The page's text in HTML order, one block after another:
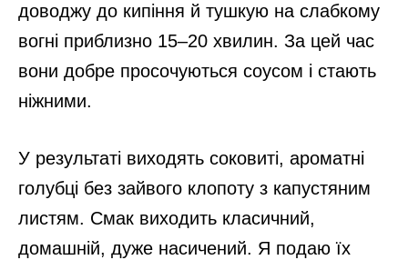
доводжу до кипіння й тушкую на слабкому
вогні приблизно 15–20 хвилин. За цей час
вони добре просочуються соусом і стають
ніжними.
У результаті виходять соковиті, ароматні
голубці без зайвого клопоту з капустяним
листям. Смак виходить класичний,
домашній, дуже насичений. Я подаю їх